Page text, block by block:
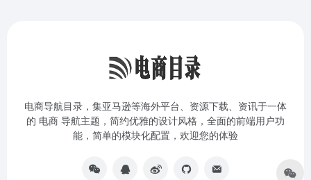
电商导航目录，集亚马逊等海外平台、资源下载、资讯于一体
的 电商 导航主题，简约优雅的设计风格，全面的前端用户功
能，简单的模块化配置，欢迎您的体验